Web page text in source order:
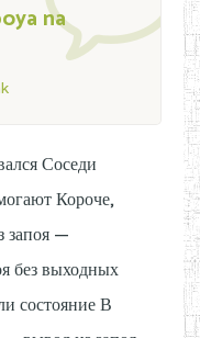
na
Соседи
Короче,
запоя —
без выходных
состояние В